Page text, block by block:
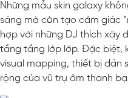
Những mẫu skin galaxy
sáng mà còn tạo cảm giác
hợp với những DJ thích xây
tầng tầng lớp lớp. Đặc biệt,
visual mapping, thiết bị dán
rộng của vũ trụ âm thanh